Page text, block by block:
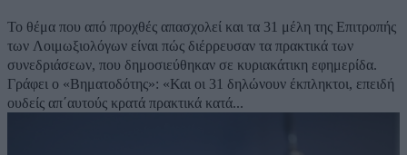
Το θέμα που από προχθές απασχολεί και τα 31 μέλη της Επιτροπής
των Λοιμωξιολόγων είναι πώς διέρρευσαν τα πρακτικά των
συνεδριάσεων, που δημοσιεύθηκαν σε κυριακάτικη εφημερίδα.
Γράφει ο «Βηματοδότης»: «Και οι 31 δηλώνουν έκπληκτοι, επειδή
ουδείς απ΄αυτούς κρατά πρακτικά κατά...